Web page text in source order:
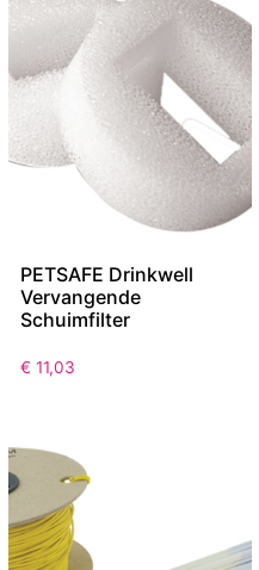
PETSAFE Drinkwell
Vervangende
Schuimfilter
€ 11,03